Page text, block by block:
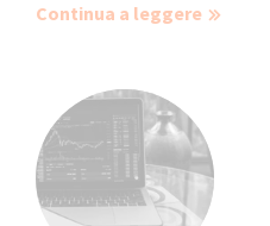
Continua a leggere